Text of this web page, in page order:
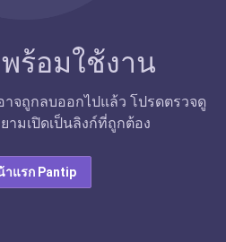
ร้อมใช้งาน
จถูกลบออกไปแล้ว โปรดตรวจดู
มเปิดเป็นลิงก์ที่ถูกต้อง
าแรก Pantip